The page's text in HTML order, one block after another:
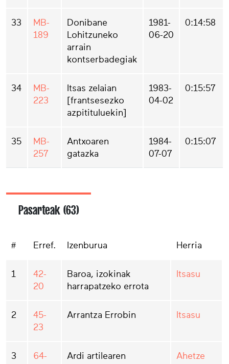
33
MB-
189
Donibane
Lohitzuneko
arrain
kontserbadegiak
1981-
06-20
0:14:58
34
MB-
223
Itsas zelaian
[frantsesezko
azpitituluekin]
1983-
04-02
0:15:57
35
MB-
257
Antxoaren
gatazka
1984-
07-07
0:15:07
Pasarteak (63)
# Erref. Izenburua Herria
1
42-
20
Baroa, izokinak
harrapatzeko errota
Itsasu
2
45-
23
Arrantza Errobin Itsasu
3
64-
Ardi artilearen
Ahetze